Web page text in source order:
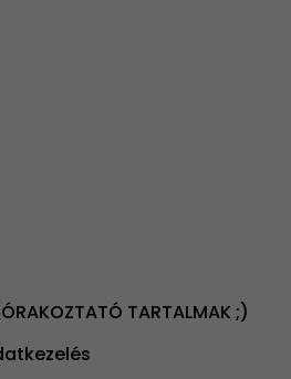
TARTALMAK ;)